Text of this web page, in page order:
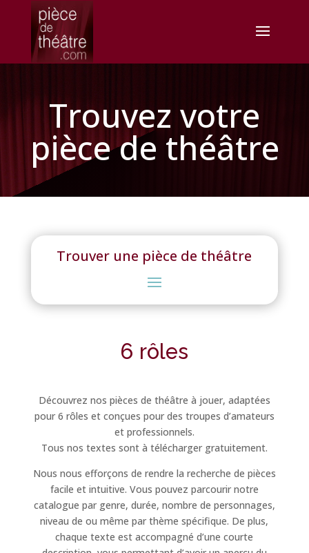
Trouvez votre
pièce de théâtre
Trouver une pièce de théâtre
6 rôles
Découvrez nos pièces de théâtre à jouer, adaptées
pour 6 rôles et conçues pour des troupes d’amateurs
et professionnels.
Tous nos textes sont à télécharger gratuitement.
Nous nous efforçons de rendre la recherche de pièces
facile et intuitive. Vous pouvez parcourir notre
catalogue par genre, durée, nombre de personnages,
niveau de ou même par thème spécifique. De plus,
chaque texte est accompagné d’une courte